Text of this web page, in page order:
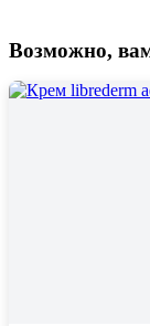
Возможно,